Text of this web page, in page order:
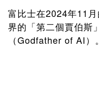
富比士在2024年11
界的「第二個賈伯斯
（ Godfather of AI ）。